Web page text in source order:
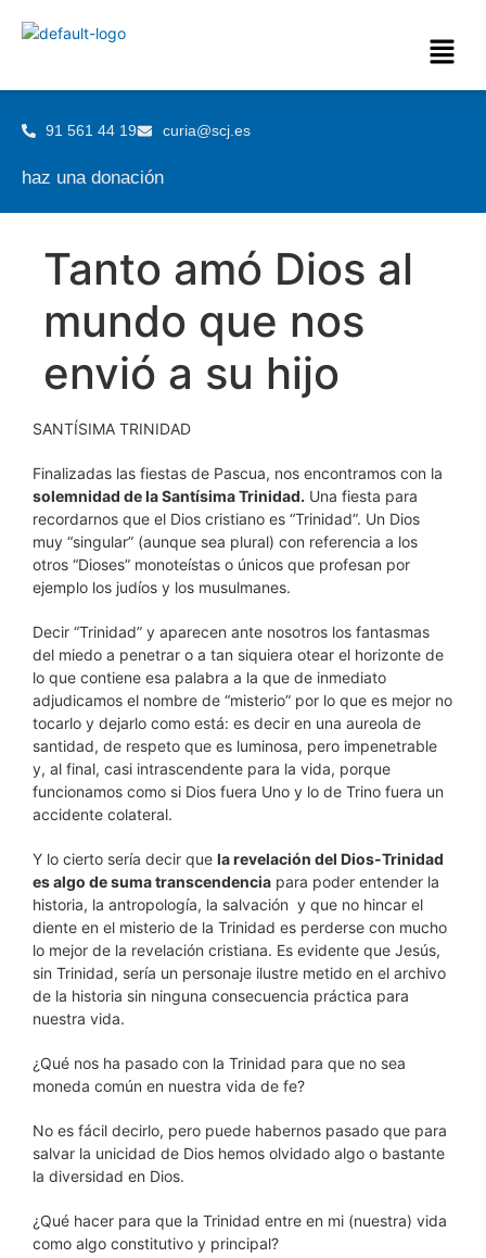
91 561 44 19 curia@scj.es
haz una donación
Tanto amó Dios al
mundo que nos
envió a su hijo
SANTÍSIMA TRINIDAD
Finalizadas las fiestas de Pascua, nos encontramos con la
solemnidad de la Santísima Trinidad. Una fiesta para
recordarnos que el Dios cristiano es “Trinidad”. Un Dios
muy “singular” (aunque sea plural) con referencia a los
otros “Dioses” monoteístas o únicos que profesan por
ejemplo los judíos y los musulmanes.
Decir “Trinidad” y aparecen ante nosotros los fantasmas
del miedo a penetrar o a tan siquiera otear el horizonte de
lo que contiene esa palabra a la que de inmediato
adjudicamos el nombre de “misterio” por lo que es mejor no
tocarlo y dejarlo como está: es decir en una aureola de
santidad, de respeto que es luminosa, pero impenetrable
y, al final, casi intrascendente para la vida, porque
funcionamos como si Dios fuera Uno y lo de Trino fuera un
accidente colateral.
Y lo cierto sería decir que la revelación del Dios-Trinidad
es algo de suma transcendencia para poder entender la
historia, la antropología, la salvación y que no hincar el
diente en el misterio de la Trinidad es perderse con mucho
lo mejor de la revelación cristiana. Es evidente que Jesús,
sin Trinidad, sería un personaje ilustre metido en el archivo
de la historia sin ninguna consecuencia práctica para
nuestra vida.
¿Qué nos ha pasado con la Trinidad para que no sea
moneda común en nuestra vida de fe?
No es fácil decirlo, pero puede habernos pasado que para
salvar la unicidad de Dios hemos olvidado algo o bastante
la diversidad en Dios.
¿Qué hacer para que la Trinidad entre en mi (nuestra) vida
como algo constitutivo y principal?